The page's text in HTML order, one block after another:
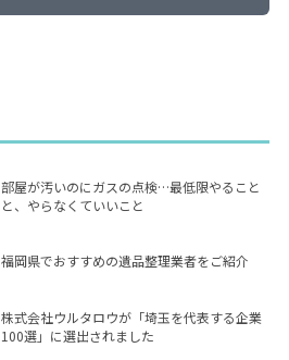
部屋が汚いのにガスの点検…最低限やること
と、やらなくていいこと
福岡県でおすすめの遺品整理業者をご紹介
株式会社ウルタロウが「埼玉を代表する企業
100選」に選出されました